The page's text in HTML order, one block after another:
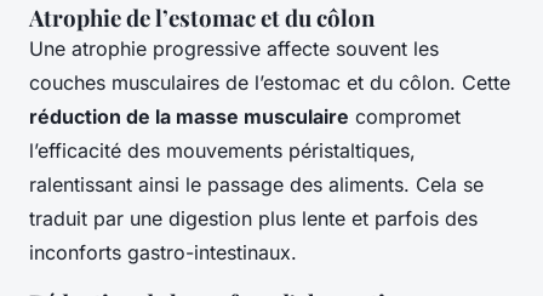
Atrophie de l’estomac et du côlon
Une atrophie progressive affecte souvent les
couches musculaires de l’estomac et du côlon. Cette
réduction de la masse musculaire compromet
l’efficacité des mouvements péristaltiques,
ralentissant ainsi le passage des aliments. Cela se
traduit par une digestion plus lente et parfois des
inconforts gastro-intestinaux.